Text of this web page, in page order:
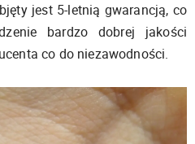
jest 5-letnią gwarancją, co
bardzo dobrej jakości
co do niezawodności.